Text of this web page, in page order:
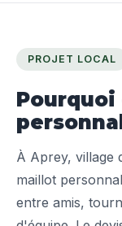
PROJET LOCAL
À Aprey, village
maillot
entre amis,